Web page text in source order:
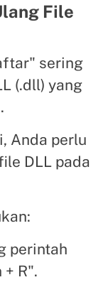
File
sering
(.dll) yang
Anda perlu
DLL pada
perintah
R".